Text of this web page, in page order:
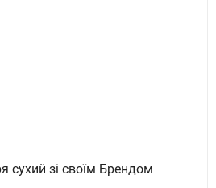
сухий зі своїм Брендом